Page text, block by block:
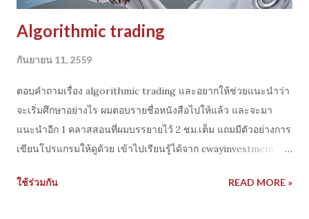
Algorithmic trading
กันยายน 11, 2559
ตอบคำถามเรื่อง algorithmic trading และอยากให้ช่วยแนะนำว่า
จะเริ่มศึกษาอย่างไร ผมตอบรายชื่อหนังสือไปให้แล้ว และจะมา
แนะนำอีก 1 คลาสสอนที่ผมบรรยายไว้ 2 ชม.เต็ม แถมมีตัวอย่างการ
เขียนโปรแกรมให้ดูด้วย เข้าไปเรียนรู้ได้จาก cwayinvestment
trading -การพัฒนาระบบเทรดอัตโนมัติ หรือ robot trading -
ใช้ร่วมกัน READ MORE »